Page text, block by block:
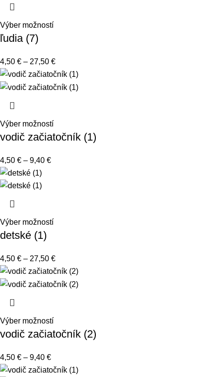
Výber možností
ľudia (7)
4,50 € – 27,50 €
Výber možností
vodič začiatočník (1)
4,50 € – 9,40 €
Výber možností
detské (1)
4,50 € – 27,50 €
Výber možností
vodič začiatočník (2)
4,50 € – 9,40 €